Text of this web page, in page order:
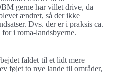
gerne har villet drive, da
ændret, så der ikke
Dvs. der er i praksis ca.
i roma-landsbyerne.
faldet til et lidt mere
føjet to nye lande til områder,